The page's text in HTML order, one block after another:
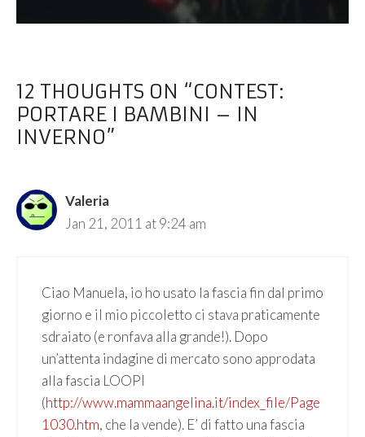
12 THOUGHTS ON “CONTEST:
PORTARE I BAMBINI – IN
INVERNO”
Valeria
Jan 21, 2011 at 9:24 am
Ciao Manuela, io ho usato la fascia fin dal primo
giorno e il mio piccoletto ci stava praticamente
sdraiato (e ronfava alla grande!). Dopo
un’attenta indagine di mercato sono approdata
alla fascia LOOPI
(http://www.mammaangelina.it/index_file/Page
1030.htm, che la vende). E’ di fatto una fascia